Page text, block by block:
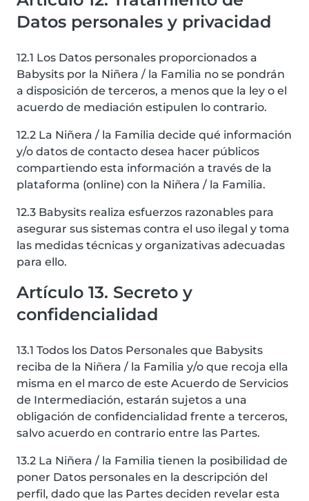
Datos personales y privacidad
12.1 Los Datos personales proporcionados a
Babysits por la Niñera / la Familia no se pondrán
a disposición de terceros, a menos que la ley o el
acuerdo de mediación estipulen lo contrario.
12.2 La Niñera / la Familia decide qué información
y/o datos de contacto desea hacer públicos
compartiendo esta información a través de la
plataforma (online) con la Niñera / la Familia.
12.3 Babysits realiza esfuerzos razonables para
asegurar sus sistemas contra el uso ilegal y toma
las medidas técnicas y organizativas adecuadas
para ello.
Artículo 13. Secreto y
confidencialidad
13.1 Todos los Datos Personales que Babysits
reciba de la Niñera / la Familia y/o que recoja ella
misma en el marco de este Acuerdo de Servicios
de Intermediación, estarán sujetos a una
obligación de confidencialidad frente a terceros,
salvo acuerdo en contrario entre las Partes.
13.2 La Niñera / la Familia tienen la posibilidad de
poner Datos personales en la descripción del
perfil, dado que las Partes deciden revelar esta